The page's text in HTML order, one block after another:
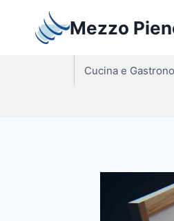
contenuto
Mezzo
Cucina e